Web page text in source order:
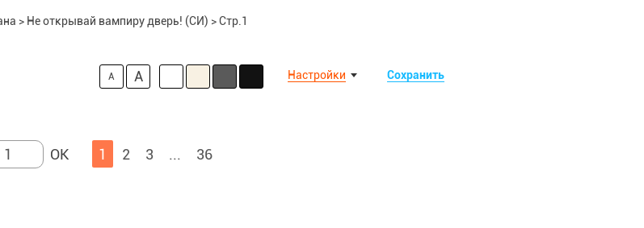
> Не открывай вампиру дверь! (СИ) >Стр.1
Сохранить
Настройки
A A
1 2 3 ... 36